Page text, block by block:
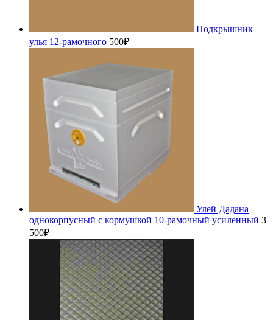
Подкрышник
улья 12-рамочного 500₽
Улей Дадана
однокорпусный с кормушкой 10-рамочный усиленный 3
500₽